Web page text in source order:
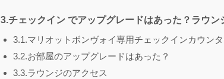
3.チェックイン でアップグレードはあった？ラウン
3.1.マリオットボンヴォイ専用チェックインカウン
3.2.お部屋のアップグレードはあった？
3.3.ラウンジのアクセス